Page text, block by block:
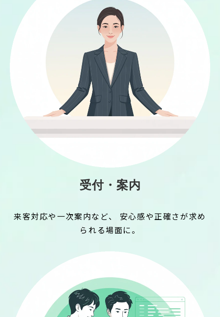
受付・案内
来客対応や一次案内など、 安心感や正確さが求め
られる場面に。